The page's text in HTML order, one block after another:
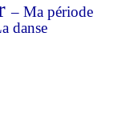
– Ma période
danse